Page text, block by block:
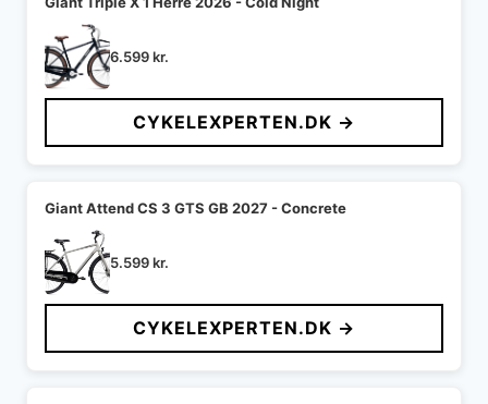
6.599kr.
CYKELEXPERTEN.DK →
Giant Attend CS 3 GTS GB 2027 - Concrete
5.599kr.
CYKELEXPERTEN.DK →